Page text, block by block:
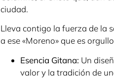
ciudad.
Lleva contigo la fuerza de la
a ese «Moreno» que es
Esencia Gitana: Un
valor y la tradición de